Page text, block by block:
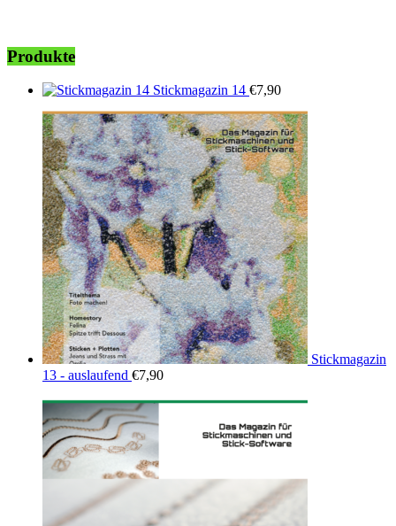
Produkte
Stickmagazin 14 €7,90
Stickmagazin
13 - auslaufend €7,90